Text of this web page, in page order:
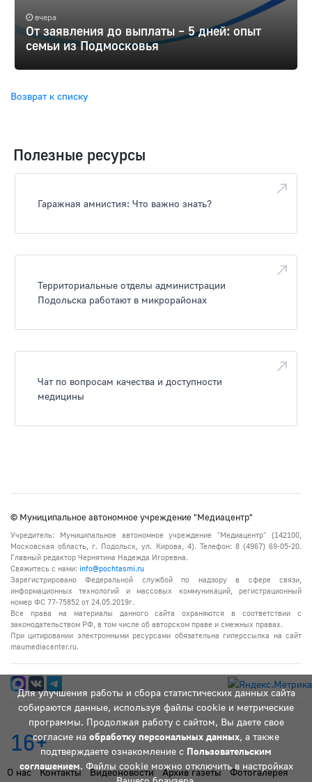
вчера
От заявления до выплаты – 5 дней: опыт
семьи из Подмосковья
Возврат к списку
Полезные ресурсы
Гаражная амнистия: Что важно знать?
Территориальные отделы администрации
Подольска работают в микрорайонах
Чат по вопросам качества и доступности
медицины
Для улучшения работы и сбора статистических данных сайта
собираются данные, используя файлы cookie и метрические
программы. Продолжая работу с сайтом, Вы даете свое
согласие на обработку персональных данных, а также
подтверждаете ознакомление с Пользовательским
соглашением. Файлы cookie можно отключить в настройках
© Муниципальное автономное учреждение "Медиацентр"
Учредитель: Муниципальное автономное учреждение "Медиацентр" (142100,
Московская область, г. Подольск, ул. Кирова, 4). Телефон: 8 (4967) 69-05-20.
Главный редактор Чернятина Надежда Игоревна.
Свяжитесь с нами: info@pochtasmi.ru
Зарегистрировано Федеральной службой по надзору в сфере связи,
информационных технологий и массовых коммуникаций, регистрационный
номер ФС 77-75852 от 24.05.2019г.
Все права на материалы данного сайта охраняются в соответствии с
законодательством РФ, в том числе об авторском праве и смежных правах.
При цитировании электронными ресурсами обязательна гиперссылка на сайт
maumediacenter.ru.
16+
О нас Контакты Видеоновости Архив газеты
Фотогалерея